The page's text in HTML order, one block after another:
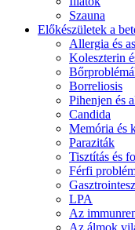
Szauna
Előkészületek a
Allergia és
Koleszterin
Borreliosis
Pihenjen és
Candida
Memória és
Paraziták
Tisztítás és
Férfi
LPA
Az
Az álmok